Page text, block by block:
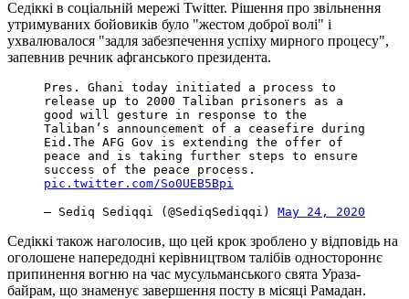
Седіккі в соціальній мережі Twitter. Рішення про звільнення
утримуваних бойовиків було "жестом доброї волі" і
ухвалювалося "задля забезпечення успіху мирного процесу",
запевнив речник афганського президента.
Pres. Ghani today initiated a process to
release up to 2000 Taliban prisoners as a
good will gesture in response to the
Taliban’s announcement of a ceasefire during
Eid.The AFG Gov is extending the offer of
peace and is taking further steps to ensure
success of the peace process.
pic.twitter.com/So0UEB5Bpi
— Sediq Sediqqi (@SediqSediqqi) May 24, 2020
Седіккі також наголосив, що цей крок зроблено у відповідь на
оголошене напередодні керівництвом талібів одностороннє
припинення вогню на час мусульманського свята Ураза-
байрам, що знаменує завершення посту в місяці Рамадан.